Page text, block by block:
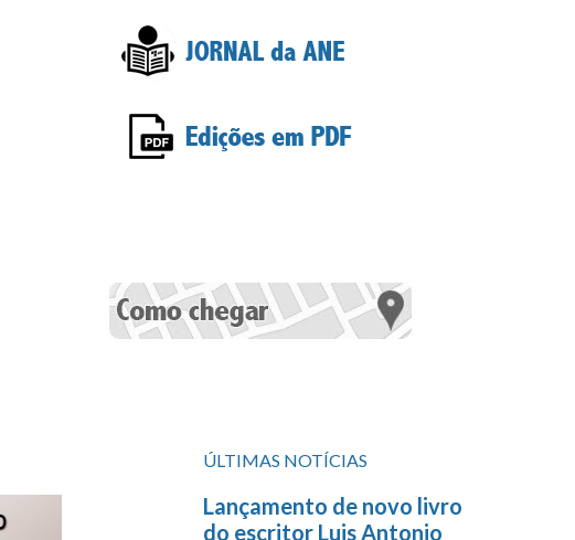
ÚLTIMAS NOTÍCIAS
Lançamento de novo livro
do escritor Luis Antonio